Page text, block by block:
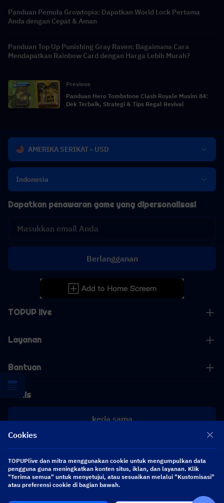
Panduan Pemula Growtopia: Dapatkan World Lock Pertama
Anda dengan Cepat & Aman
Panduan Top Up Punishing Gray Raven: Bagaimana Cara
Mendapatkan Rainbow Card dengan Harga Lebih Murah?
Previous
Panduan Hero Tombstone Clash Royale Musim 84:
Dek Terbaik, Strategi & Tips Regal Revival
AMERIKA SERIKAT - USD
Indonesia
TOPUP live
Layanan
Bantuan
Bisnis
kerja sama
[email protected]
Dapatkan penawaran game yang dipersonalisasi
Berlangganan
Ikuti kami
Cookies
TOPUPlive dan mitra menggunakan cookie untuk mengumpulkan data
pengguna guna meningkatkan konten situs, iklan, dan layanan. Klik
"Terima semua" untuk menyetujui, atau sesuaikan melalui "Kustomisasi"
atau preferensi cookie di bagian bawah.